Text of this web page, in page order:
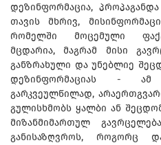
დეზინფორმაცია,
თავის მხრივ,
რომელში მოცემული
მცდარია, მაგრამ მისი
განზრახული და უნებლიე
დეზინფორმაციას - ამ
გარკვეულწილად,
გულისხმობს ყალბი ან
მიზანმიმართულ
განისაზღვროს, როგორც